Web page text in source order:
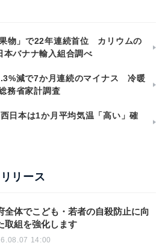
物」で22年連続首位 カリウムの
バナナ輸入組合調べ
減で7か月連続のマイナス 冷暖
務省家計調査
日本は1か月平均気温「高い」確
リース
全体でこども・若者の自殺防止に向
取組を強化します
14:00